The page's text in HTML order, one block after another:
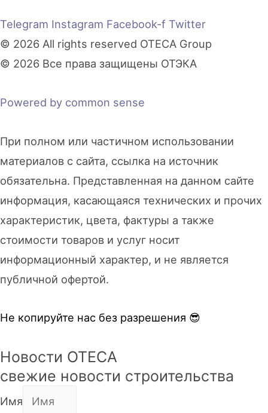
Telegram Instagram Facebook-f Twitter
© 2026 All rights reserved OTECA Group
© 2026 Все права защищены ОТЭКА
Powered by common sense
При полном или частичном использовании
материалов с сайта, ссылка на источник
обязательна. Представленная на данном сайте
информация, касающаяся технических и прочих
характеристик, цвета, фактуры а также
стоимости товаров и услуг носит
информационный характер, и не является
публичной офертой.
Не копируйте нас без разрешения 😎
Новости OTECA
свежие новости строительства
Имя